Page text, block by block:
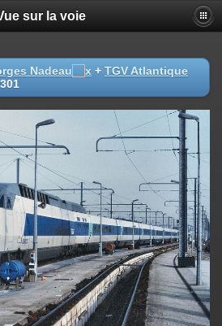
sur la voie
Nadeau + TGV Atlantique